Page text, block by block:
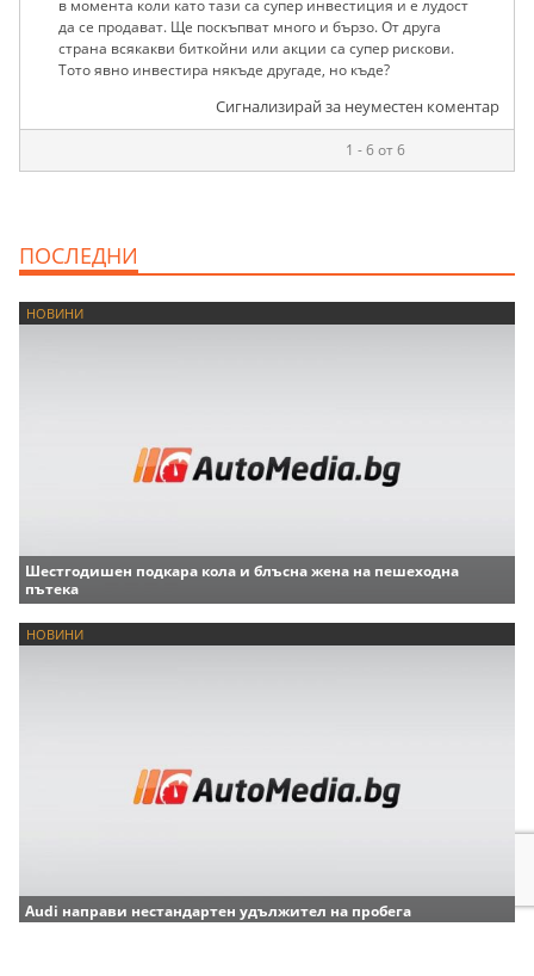
в момента коли като тази са супер инвестиция и е лудост
да се продават. Ще поскъпват много и бързо. От друга
страна всякакви биткойни или акции са супер рискови.
Тото явно инвестира някъде другаде, но къде?
Сигнализирай за неуместен коментар
1 - 6 от 6
ПОСЛЕДНИ
НОВИНИ
Шестгодишен подкара кола и блъсна жена на пешеходна
пътека
НОВИНИ
Audi направи нестандартен удължител на пробега